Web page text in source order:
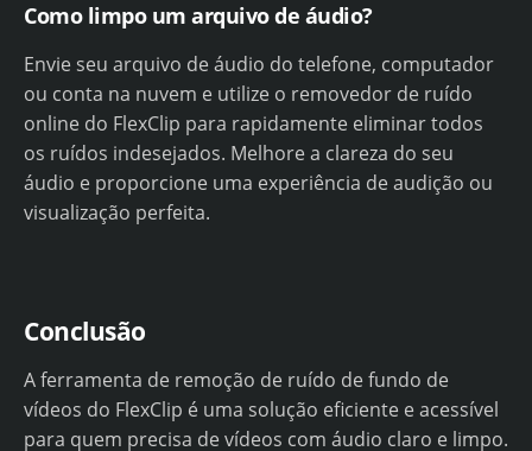
Como limpo um arquivo de áudio?
Envie seu arquivo de áudio do telefone, computador
ou conta na nuvem e utilize o removedor de ruído
online do FlexClip para rapidamente eliminar todos
os ruídos indesejados. Melhore a clareza do seu
áudio e proporcione uma experiência de audição ou
visualização perfeita.
Conclusão
A ferramenta de remoção de ruído de fundo de
vídeos do FlexClip é uma solução eficiente e acessível
para quem precisa de vídeos com áudio claro e limpo.